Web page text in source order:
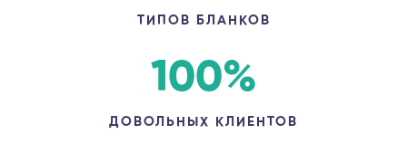
ТИПОВ БЛАНКОВ
100%
ДОВОЛЬНЫХ КЛИЕНТОВ